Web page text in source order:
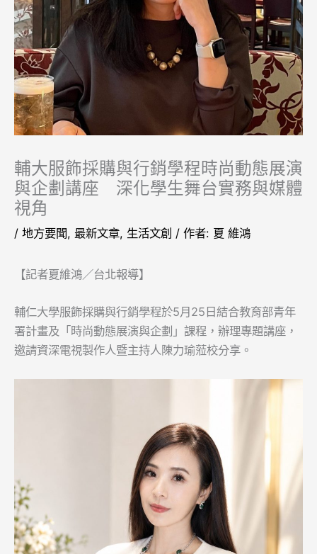
輔大服飾採購與行銷學程時尚動態展演
與企劃講座 深化學生舞台實務與媒體
視角
/ 地方要聞, 最新文章, 生活文創 / 作者: 夏 維鴻
【記者夏維鴻／台北報導】
輔仁大學服飾採購與行銷學程於5月25日結合教育部青年
署計畫及「時尚動態展演與企劃」課程，辦理專題講座，
邀請資深電視製作人暨主持人陳力瑜蒞校分享。